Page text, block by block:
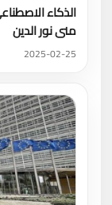
الذكاء
منى نور الدين
2025-02-25